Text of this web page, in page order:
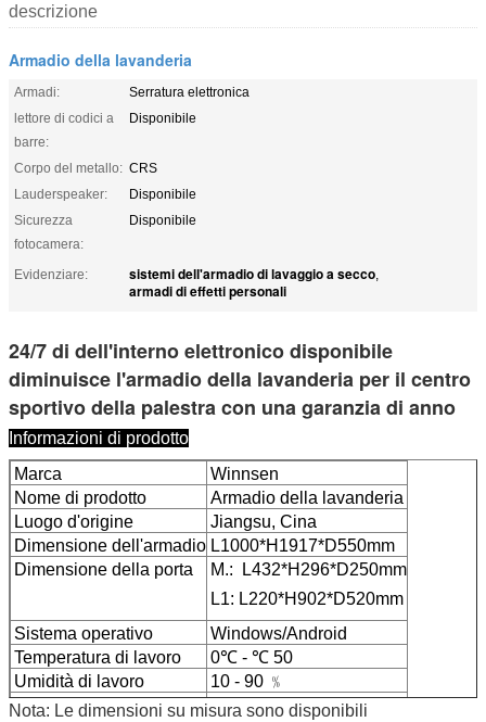
descrizione
Armadio della lavanderia
Armadi:
Serratura elettronica
lettore di codici a
barre:
Disponibile
Corpo del metallo: CRS
Lauderspeaker:
Disponibile
Sicurezza
fotocamera:
Disponibile
Evidenziare: sistemi dell'armadio di lavaggio a secco,
armadi di effetti personali
24/7 di dell'interno elettronico disponibile
diminuisce l'armadio della lavanderia per il centro
sportivo della palestra con una garanzia di anno
Informazioni di prodotto
Marca
Winnsen
Nome di prodotto
Armadio della lavanderia
Luogo d'origine
Jiangsu, Cina
Dimensione dell'armadio L1000*H1917*D550mm
Dimensione della porta
M.: L432*H296*D250mm
L1: L220*H902*D520mm
Sistema operativo
Windows/Android
Temperatura di lavoro
0℃ - ℃ 50
Umidità di lavoro
10 - 90 ﹪
Certificato
CE, FCC
Nota: Le dimensioni su misura sono disponibili